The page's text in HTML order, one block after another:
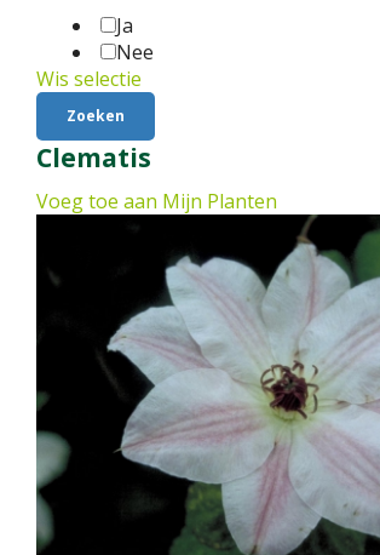
Ja
Nee
Wis selectie
Clematis
Voeg toe aan Mijn Planten